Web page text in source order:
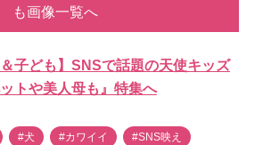
も画像一覧へ
子ども】SNSで話題の天使キッズ
トや美人母も』特集へ
#犬 #カワイイ #SNS映え